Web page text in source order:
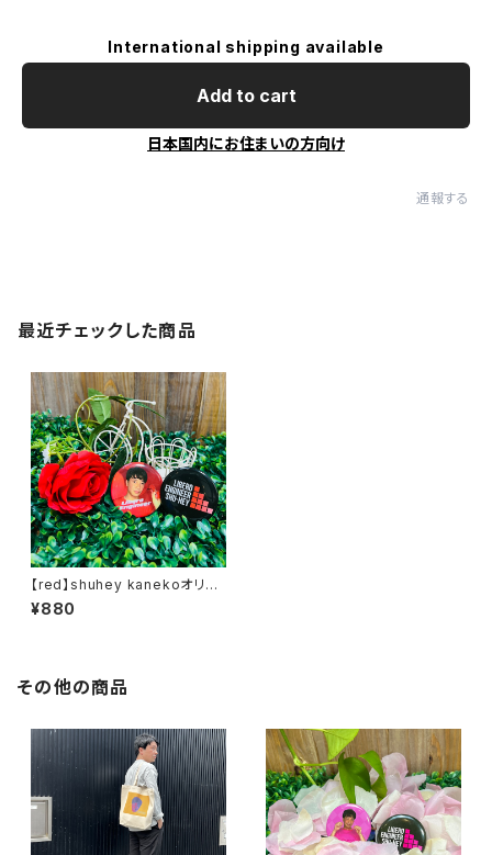
International shipping available
Add to cart
日本国内にお住まいの方向け
通報する
最近チェックした商品
【red】shuhey kanekoオリジ
ナル缶バッジ
¥880
その他の商品